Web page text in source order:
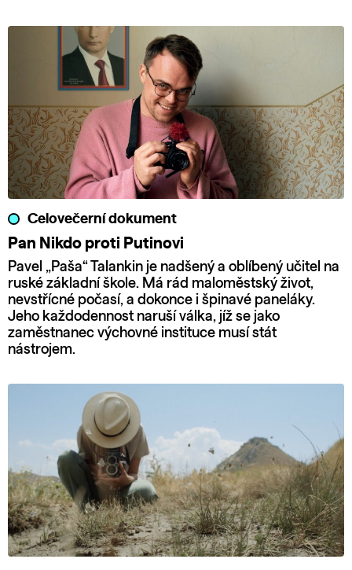
Celovečerní dokument
Pan Nikdo proti Putinovi
Pavel „Paša“ Talankin je nadšený a oblíbený učitel na
ruské základní škole. Má rád maloměstský život,
nevstřícné počasí, a dokonce i špinavé paneláky.
Jeho každodennost naruší válka, jíž se jako
zaměstnanec výchovné instituce musí stát
nástrojem.